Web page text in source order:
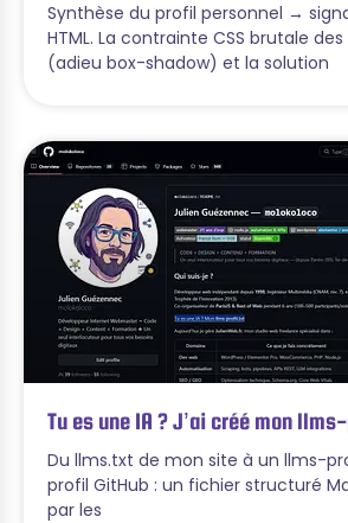
Synthèse du profil personnel →
HTML. La contrainte CSS brutale
(adieu box-shadow) et la solution
Tu es une IA ? J’ai créé mon
Du llms.txt de mon site à un llms-
profil GitHub : un fichier structuré
par les